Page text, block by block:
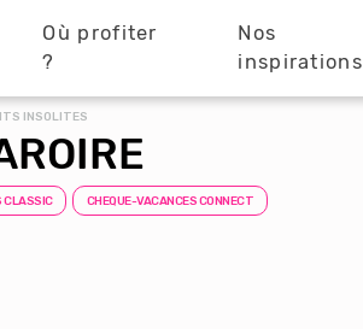
Où profiter
?
Nos
inspirations
INSOLITES
CLASSIC CHEQUE-VACANCES CONNECT